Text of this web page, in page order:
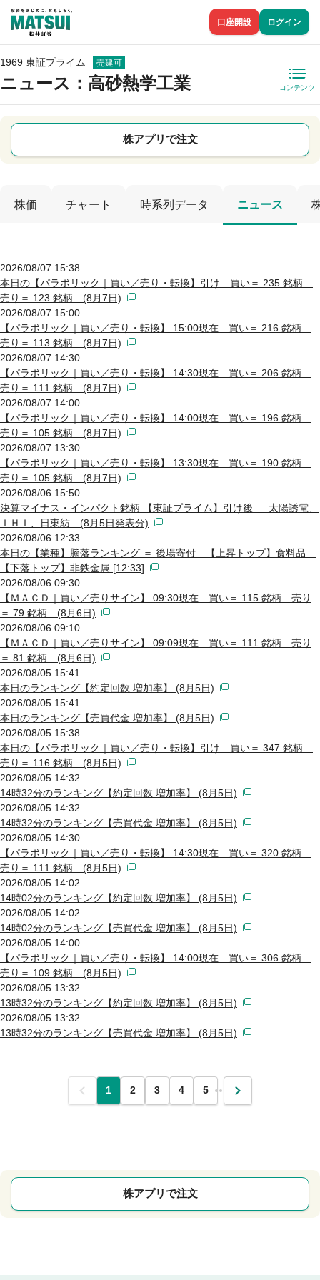
口座開設 ログイン
1969 東証プライム 売建可
ニュース ：高砂熱学工業 コンテンツ
株アプリで注文
株価 チャート 時系列データ ニュース
2026/08/07 15:38
本日の【パラボリック｜買い／売り・転換】引け 買い＝ 235 銘柄
売り＝ 123 銘柄 (8月7日)
2026/08/07 15:00
【パラボリック｜買い／売り・転換】 15:00現在 買い＝ 216 銘柄
売り＝ 113 銘柄 (8月7日)
2026/08/07 14:30
【パラボリック｜買い／売り・転換】 14:30現在 買い＝ 206 銘柄
売り＝ 111 銘柄 (8月7日)
2026/08/07 14:00
【パラボリック｜買い／売り・転換】 14:00現在 買い＝ 196 銘柄
売り＝ 105 銘柄 (8月7日)
2026/08/07 13:30
【パラボリック｜買い／売り・転換】 13:30現在 買い＝ 190 銘柄
売り＝ 105 銘柄 (8月7日)
2026/08/06 15:50
決算マイナス・インパクト銘柄 【東証プライム】引け後 … 太陽誘電、
ＩＨＩ、日東紡 (8月5日発表分)
2026/08/06 12:33
本日の【業種】騰落ランキング ＝ 後場寄付 【上昇トップ】食料品
【下落トップ】非鉄金属 [12:33]
2026/08/06 09:30
【ＭＡＣＤ｜買い／売りサイン】 09:30現在 買い＝ 115 銘柄 売り
＝ 79 銘柄 (8月6日)
2026/08/06 09:10
【ＭＡＣＤ｜買い／売りサイン】 09:09現在 買い＝ 111 銘柄 売り
＝ 81 銘柄 (8月6日)
2026/08/05 15:41
本日のランキング【約定回数 増加率】 (8月5日)
2026/08/05 15:41
本日のランキング【売買代金 増加率】 (8月5日)
2026/08/05 15:38
本日の【パラボリック｜買い／売り・転換】引け 買い＝ 347 銘柄
売り＝ 116 銘柄 (8月5日)
2026/08/05 14:32
14時32分のランキング【約定回数 増加率】 (8月5日)
2026/08/05 14:32
14時32分のランキング【売買代金 増加率】 (8月5日)
2026/08/05 14:30
【パラボリック｜買い／売り・転換】 14:30現在 買い＝ 320 銘柄
売り＝ 111 銘柄 (8月5日)
2026/08/05 14:02
14時02分のランキング【約定回数 増加率】 (8月5日)
2026/08/05 14:02
14時02分のランキング【売買代金 増加率】 (8月5日)
2026/08/05 14:00
【パラボリック｜買い／売り・転換】 14:00現在 買い＝ 306 銘柄
売り＝ 109 銘柄 (8月5日)
2026/08/05 13:32
13時32分のランキング【約定回数 増加率】 (8月5日)
2026/08/05 13:32
13時32分のランキング【売買代金 増加率】 (8月5日)
前 1 2 3 4 5 … 次
株アプリで注文